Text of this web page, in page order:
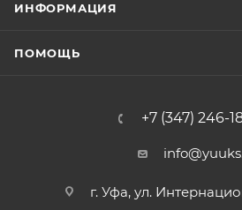
ИНФОРМАЦИЯ
ПОМОЩЬ
+7 (347) 246-
г. Уфа, ул.